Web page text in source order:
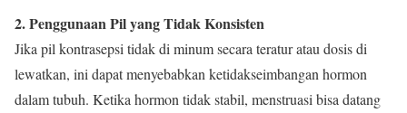
2. Penggunaan Pil yang Tidak Konsisten
Jika pil kontrasepsi tidak di minum secara teratur atau dosis di
lewatkan, ini dapat menyebabkan ketidakseimbangan hormon
dalam tubuh. Ketika hormon tidak stabil, menstruasi bisa datang